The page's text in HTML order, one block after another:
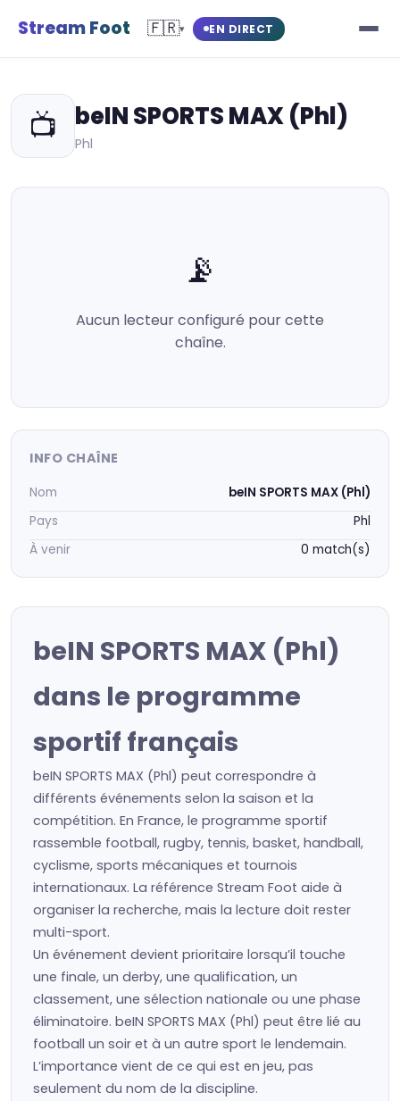
Stream Foot 🇫🇷▾ EN DIRECT
📺 beIN SPORTS MAX (Phl)
Phl
📡
Aucun lecteur configuré pour cette
chaîne.
INFO CHAÎNE
Nom
beIN SPORTS MAX (Phl)
Pays
Phl
À venir
0 match(s)
beIN SPORTS MAX (Phl)
dans le programme
sportif français
beIN SPORTS MAX (Phl) peut correspondre à
différents événements selon la saison et la
compétition. En France, le programme sportif
rassemble football, rugby, tennis, basket, handball,
cyclisme, sports mécaniques et tournois
internationaux. La référence Stream Foot aide à
organiser la recherche, mais la lecture doit rester
multi-sport.
Un événement devient prioritaire lorsqu’il touche
une finale, un derby, une qualification, un
classement, une sélection nationale ou une phase
éliminatoire. beIN SPORTS MAX (Phl) peut être lié au
football un soir et à un autre sport le lendemain.
L’importance vient de ce qui est en jeu, pas
seulement du nom de la discipline.